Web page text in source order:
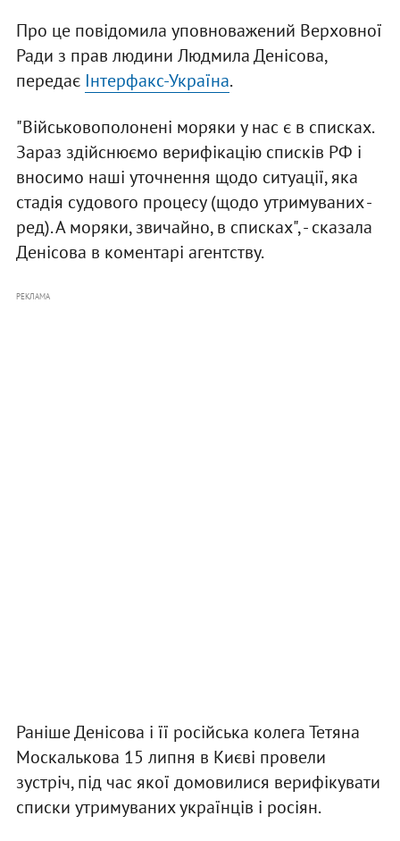
Про це повідомила уповноважений Верховної
Ради з прав людини Людмила Денісова,
передає Інтерфакс-Україна.
"Військовополонені моряки у нас є в списках.
Зараз здійснюємо верифікацію списків РФ і
вносимо наші уточнення щодо ситуації, яка
стадія судового процесу (щодо утримуваних -
ред). А моряки, звичайно, в списках", - сказала
Денісова в коментарі агентству.
РЕКЛАМА
Раніше Денісова і її російська колега Тетяна
Москалькова 15 липня в Києві провели
зустріч, під час якої домовилися верифікувати
списки утримуваних українців і росіян.